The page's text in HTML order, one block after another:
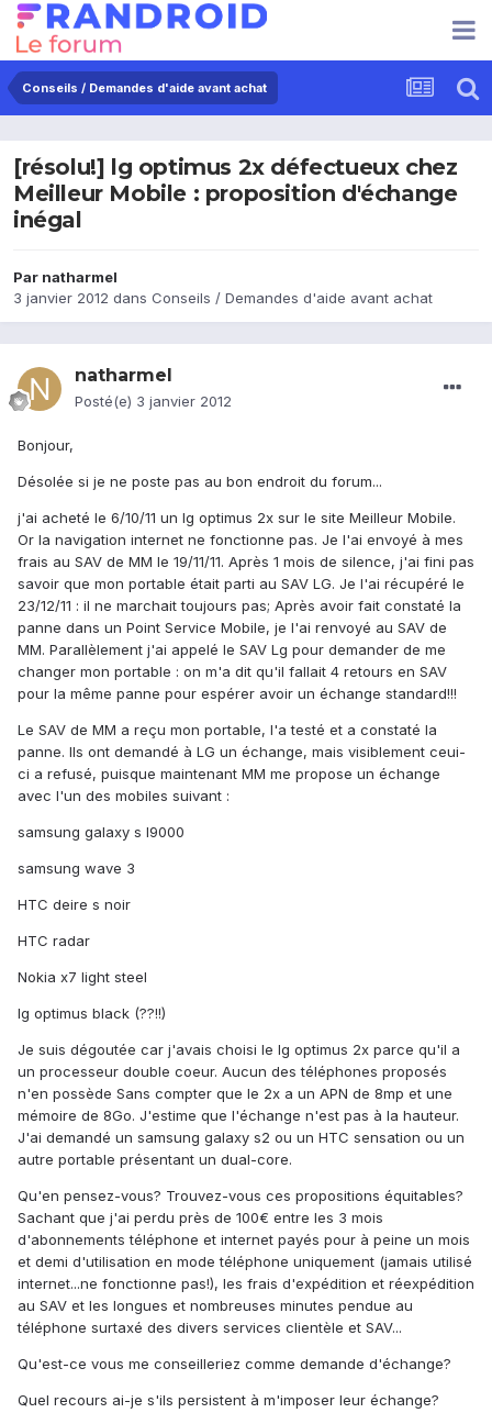
Conseils / Demandes d'aide avant achat
[résolu!] lg optimus 2x défectueux chez
Meilleur Mobile : proposition d'échange
inégal
Par natharmel
3 janvier 2012 dans Conseils / Demandes d'aide avant achat
natharmel
Posté(e) 3 janvier 2012
Bonjour,
Désolée si je ne poste pas au bon endroit du forum...
j'ai acheté le 6/10/11 un lg optimus 2x sur le site Meilleur Mobile.
Or la navigation internet ne fonctionne pas. Je l'ai envoyé à mes
frais au SAV de MM le 19/11/11. Après 1 mois de silence, j'ai fini pas
savoir que mon portable était parti au SAV LG. Je l'ai récupéré le
23/12/11 : il ne marchait toujours pas; Après avoir fait constaté la
panne dans un Point Service Mobile, je l'ai renvoyé au SAV de
MM. Parallèlement j'ai appelé le SAV Lg pour demander de me
changer mon portable : on m'a dit qu'il fallait 4 retours en SAV
pour la même panne pour espérer avoir un échange standard!!!
Le SAV de MM a reçu mon portable, l'a testé et a constaté la
panne. Ils ont demandé à LG un échange, mais visiblement ceui-
ci a refusé, puisque maintenant MM me propose un échange
avec l'un des mobiles suivant :
samsung galaxy s I9000
samsung wave 3
HTC deire s noir
HTC radar
Nokia x7 light steel
lg optimus black (??!!)
Je suis dégoutée car j'avais choisi le lg optimus 2x parce qu'il a
un processeur double coeur. Aucun des téléphones proposés
n'en possède Sans compter que le 2x a un APN de 8mp et une
mémoire de 8Go. J'estime que l'échange n'est pas à la hauteur.
J'ai demandé un samsung galaxy s2 ou un HTC sensation ou un
autre portable présentant un dual-core.
Qu'en pensez-vous? Trouvez-vous ces propositions équitables?
Sachant que j'ai perdu près de 100€ entre les 3 mois
d'abonnements téléphone et internet payés pour à peine un mois
et demi d'utilisation en mode téléphone uniquement (jamais utilisé
internet...ne fonctionne pas!), les frais d'expédition et réexpédition
au SAV et les longues et nombreuses minutes pendue au
téléphone surtaxé des divers services clientèle et SAV...
Qu'est-ce vous me conseilleriez comme demande d'échange?
Quel recours ai-je s'ils persistent à m'imposer leur échange?